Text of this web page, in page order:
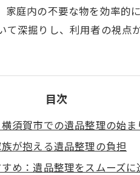
庭内の不要な物を効率的
深掘りし、利用者の視点
目次
須賀市での遺品整理の始ま
が抱える遺品整理の負担
め：遺品整理をスムーズに